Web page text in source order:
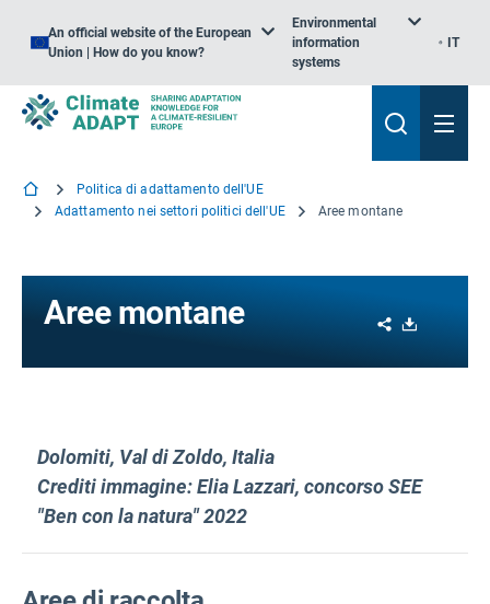
An official website of the European
Union | How do you know?
Environmental
information
systems
IT
Politica di adattamento dell'UE
Adattamento nei settori politici dell'UE
Aree montane
Aree montane Share
Dolomiti, Val di Zoldo, Italia
Crediti immagine: Elia Lazzari, concorso SEE
"Ben con la natura" 2022